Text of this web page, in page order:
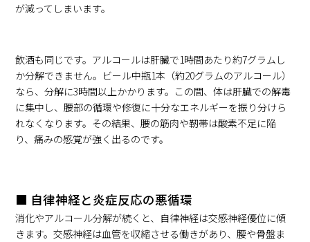
が減ってしまいます。
飲酒も同じです。アルコールは肝臓で1時間あたり約7グラムし
か分解できません。ビール中瓶1本（約20グラムのアルコール）
なら、分解に3時間以上かかります。この間、体は肝臓での解毒
に集中し、腰部の循環や修復に十分なエネルギーを振り分けら
れなくなります。その結果、腰の筋肉や靭帯は酸素不足に陥
り、痛みの感覚が強く出るのです。
■ 自律神経と炎症反応の悪循環
消化やアルコール分解が続くと、自律神経は交感神経優位に傾
きます。交感神経は血管を収縮させる働きがあり、腰や骨盤ま